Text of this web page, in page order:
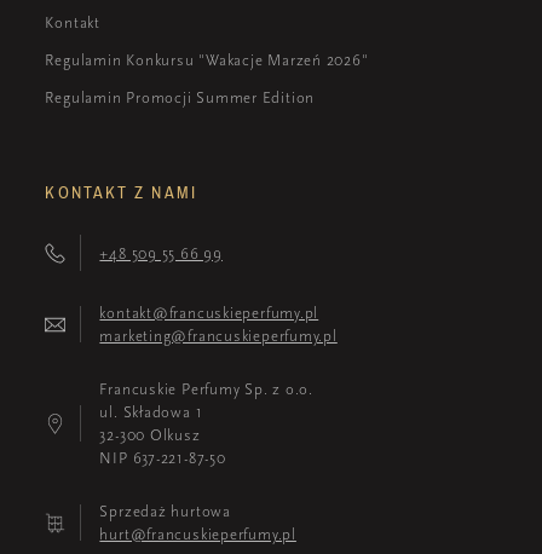
Kontakt
Regulamin Konkursu "Wakacje Marzeń 2026"
Regulamin Promocji Summer Edition
KONTAKT Z NAMI
+48 509 55 66 99
kontakt@francuskieperfumy.pl
marketing@francuskieperfumy.pl
Francuskie Perfumy Sp. z o.o.
ul. Składowa 1
32-300 Olkusz
NIP 637-221-87-50
Sprzedaż hurtowa
hurt@francuskieperfumy.pl